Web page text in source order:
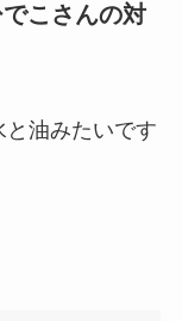
こさんの対
と油みたいです